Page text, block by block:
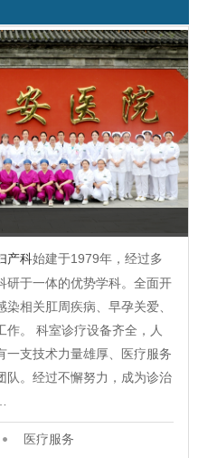
产科始建于1979年，经过多
研于一体的优势学科。全面开
相关肛周疾病、早孕关爱、
。 科室诊疗设备齐全，人
一支技术力量雄厚、医疗服务
队。经过不懈努力，成为诊治
医疗服务